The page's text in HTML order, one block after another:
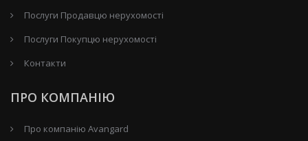
Послуги Продавцю нерухомості
Послуги Покупцю нерухомості
Контакти
ПРО КОМПАНІЮ
Про компанію Avangard